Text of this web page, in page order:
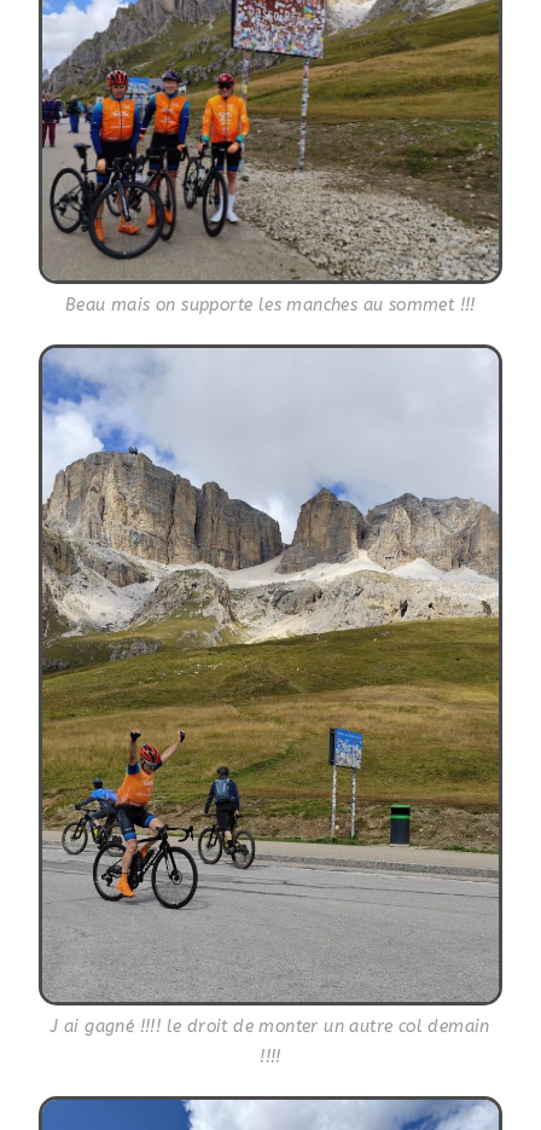
Beau mais on supporte les manches au sommet !!!
J ai gagné !!!! le droit de monter un autre col demain
!!!!